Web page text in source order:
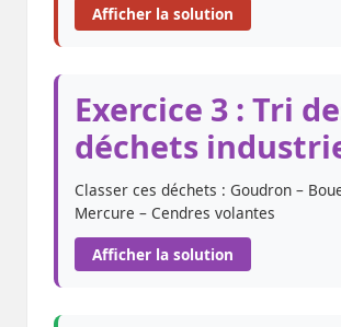
Afficher la solution
Exercice 3 : Tri
déchets
Classer ces déchets : Goudron –
Mercure – Cendres volantes
Afficher la solution